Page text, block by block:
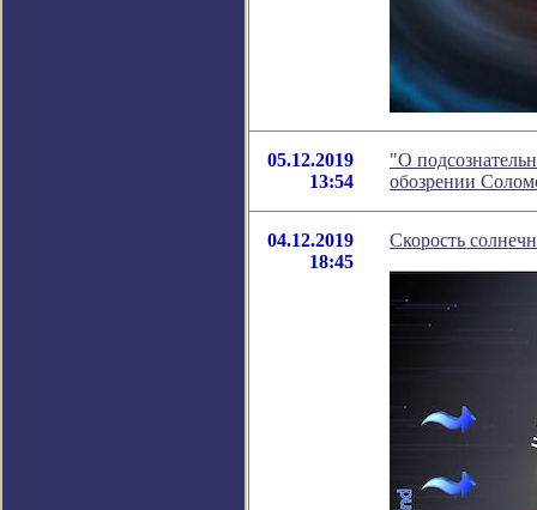
05.12.2019
13:54
"О
обозрении
04.12.2019
18:45
Скорость